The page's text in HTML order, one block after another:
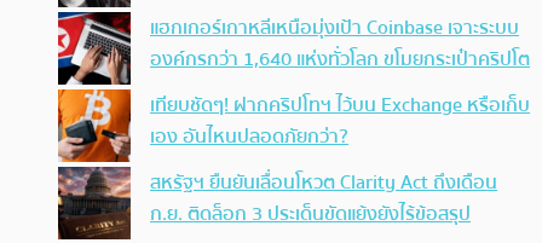
แฮกเกอร์เกาหลีเหนือมุ่งเป้า Coinbase เจาะระบบ
องค์กรกว่า 1,640 แห่งทั่วโลก ขโมยกระเป๋าคริปโต
เทียบชัดๆ! ฝากคริปโทฯ ไว้บน Exchange หรือเก็บ
เอง อันไหนปลอดภัยกว่า?
สหรัฐฯ ยืนยันเลื่อนโหวต Clarity Act ถึงเดือน
ก.ย. ติดล็อก 3 ประเด็นขัดแย้งยังไร้ข้อสรุป